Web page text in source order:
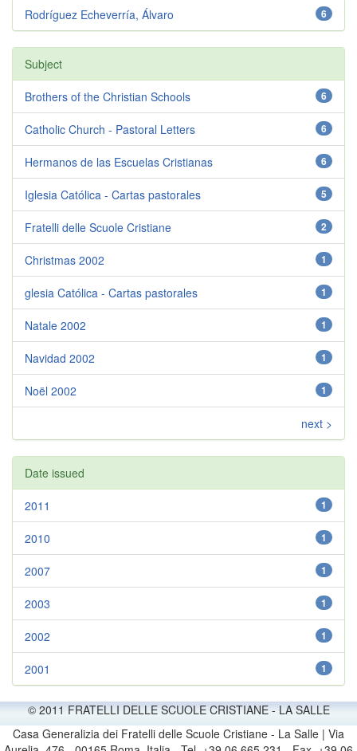
6
Rodríguez Echeverría, Álvaro
Subject
6
Brothers of the Christian Schools
6
Catholic Church - Pastoral Letters
6
Hermanos de las Escuelas Cristianas
5
Iglesia Católica - Cartas pastorales
2
Fratelli delle Scuole Cristiane
1
Christmas 2002
1
glesia Católica - Cartas pastorales
1
Natale 2002
1
Navidad 2002
1
Noël 2002
next >
Date issued
1
2011
1
2010
1
2007
1
2003
1
2002
1
2001
© 2011 FRATELLI DELLE SCUOLE CRISTIANE - LA SALLE
Casa Generalizia dei Fratelli delle Scuole Cristiane - La Salle | Via